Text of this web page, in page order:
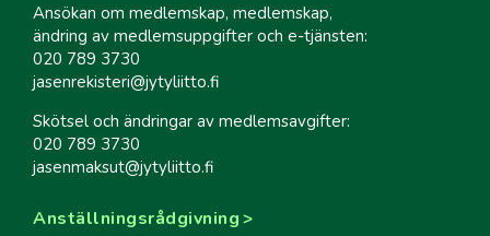
Ansökan om medlemskap, medlemskap,
ändring av medlemsuppgifter och e-tjänsten:
020 789 3730
jasenrekisteri@jytyliitto.fi
Skötsel och ändringar av medlemsavgifter:
020 789 3730
jasenmaksut@jytyliitto.fi
Anställningsrådgivning